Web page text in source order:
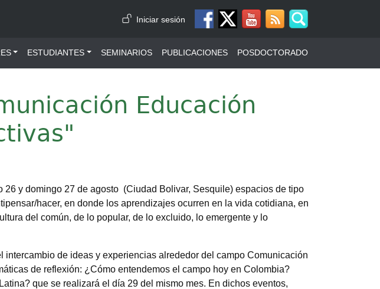
Menú de cuenta de usuario
Iniciar sesión
ESTUDIANTES SEMINARIOS PUBLICACIONES POSDOCTORADO
Educación
y domingo 27 de agosto (Ciudad Bolivar, Sesquile) espacios de tipo
hacer, en donde los aprendizajes ocurren en la vida cotidiana, en
del común, de lo popular, de lo excluido, lo emergente y lo
de ideas y experiencias alrededor del campo Comunicación
de reflexión: ¿Cómo entendemos el campo hoy en Colombia?
que se realizará el día 29 del mismo mes. En dichos eventos,